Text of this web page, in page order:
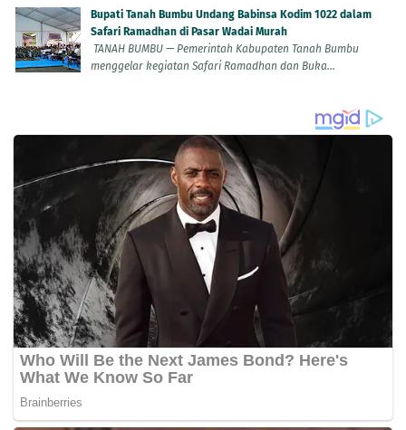
Bupati Tanah Bumbu Undang Babinsa Kodim 1022 dalam
Safari Ramadhan di Pasar Wadai Murah
TANAH BUMBU — Pemerintah Kabupaten Tanah Bumbu
menggelar kegiatan Safari Ramadhan dan Buka...